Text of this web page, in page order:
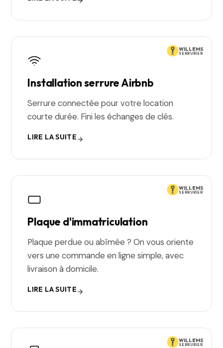
WILLEMS
SERRURIER
Installation serrure Airbnb
Serrure connectée pour votre location
courte durée. Fini les échanges de clés.
LIRE LA SUITE
WILLEMS
SERRURIER
Plaque d'immatriculation
Plaque perdue ou abîmée ? On vous oriente
vers une commande en ligne simple, avec
livraison à domicile.
LIRE LA SUITE
WILLEMS
SERRURIER